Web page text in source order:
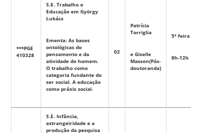
***PGE
410328
S.E. Trabalho e
Educação em György
Lukács
Ementa: As bases
ontológicas do
pensamento e da
atividade do homem.
O trabalho como
categoria fundante do
ser social. A educação
como práxis social.
02
Patrícia
Torriglia
e Giselle
Masson(Pós-
doutoranda)
5ª feira
8h-12h
S.E. Infância,
estrangeiridade e a
produção da pesquisa